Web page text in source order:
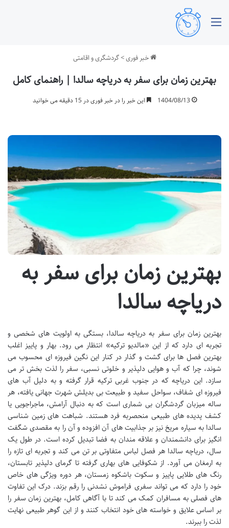
خبر فوری>گردشگری و اقامتی
بهترین زمان برای سفر به دریاچه سالدا | راهنمای کامل
1404/08/13 این خبر را در خبر فوری در 15 دقیقه می خوانید
بهترین زمان برای سفر به
دریاچه سالدا
بهترین زمان برای سفر به دریاچه سالدا، بستگی به اولویت های شخصی و
تجربه ای دارد که از این «مالدیو ترکیه» انتظار می رود. بهار و پاییز اغلب
بهترین فصل ها برای گشت و گذار در کنار این نگین فیروزه ای محسوب می
شوند، چرا که آب و هوایی دلپذیر و خلوتی نسبی، سفر را لذت بخش تر می
سازد. این دریاچه که در جنوب غربی ترکیه قرار گرفته و به دلیل آب های
فیروزه ای شفاف، سواحل سفید و طبیعت بی بدیلش شهرت جهانی یافته، هر
ساله میزبان گردشگران بی شماری است که به دنبال آرامش، ماجراجویی یا
کشف پدیده های طبیعی منحصربه فرد هستند. شباهت های زمین شناسی
سالدا به سیاره مریخ نیز بر جذابیت های آن افزوده و آن را به مقصدی شگفت
انگیز برای دانشمندان و علاقه مندان به فضا تبدیل کرده است. در طول یک
سال، دریاچه سالدا هر فصل لباس متفاوتی بر تن می کند و تجربه ای تازه را
به ارمغان می آورد. از شکوفایی های بهاری گرفته تا گرمای دلپذیر تابستان،
رنگ های طلایی پاییز و سکوت باشکوه زمستان، هر دوره ویژگی های خاص
خود را دارد که می تواند سفری فراموش نشدنی را رقم بزند. درک این تفاوت
های فصلی به مسافران کمک می کند تا با آگاهی کامل، بهترین زمان سفر را
بر اساس علایق و خواسته های خود انتخاب کنند و از این گوهر طبیعی نهایت
لذت را ببرند.